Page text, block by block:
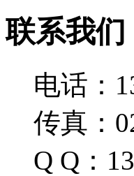
联系我们
电话：
传真：
Q Q：